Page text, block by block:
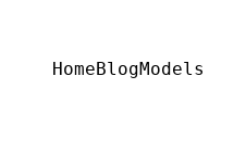
HomeBlogModels